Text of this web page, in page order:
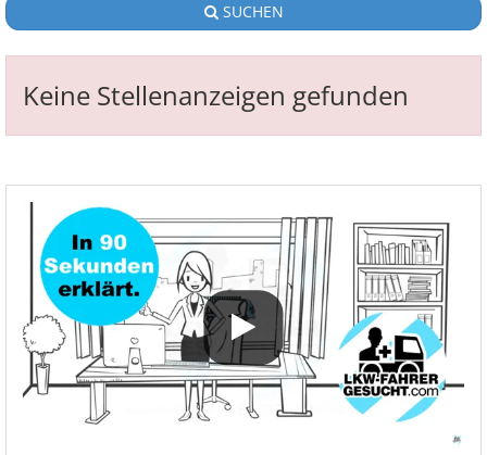
SUCHEN
Keine Stellenanzeigen gefunden